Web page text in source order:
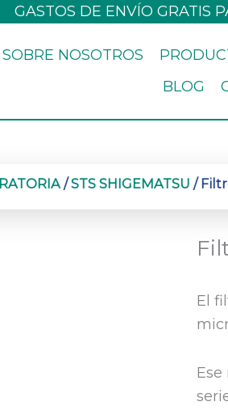
GASTOS DE ENVÍO GRATIS
SOBRE NOSOTROS
BLOG
/STS SHIGEMATSU /
El